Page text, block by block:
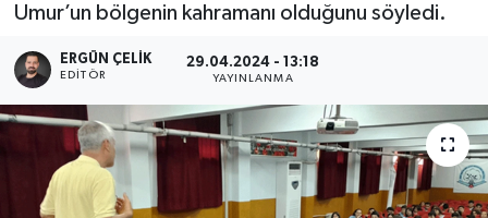
Umur’un bölgenin kahramanı olduğunu söyledi.
ERGÜN ÇELIK
EDITÖR
29.04.2024 - 13:18
YAYINLANMA
Haber Arşivi